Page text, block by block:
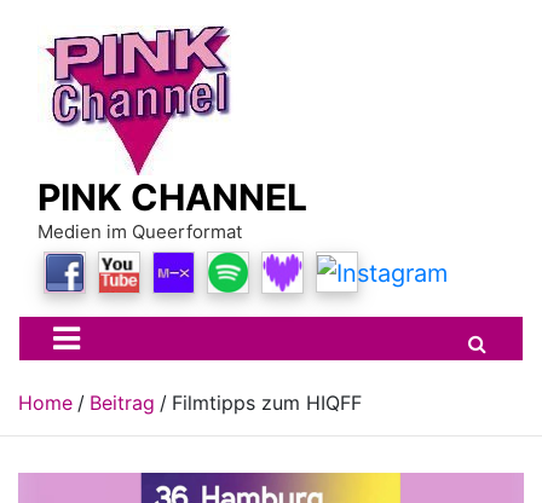
content
PINK CHANNEL
Medien im Queerformat
Home Beitrag Filmtipps zum HIQFF